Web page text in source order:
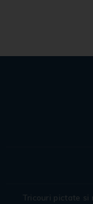
Tricouri pictate